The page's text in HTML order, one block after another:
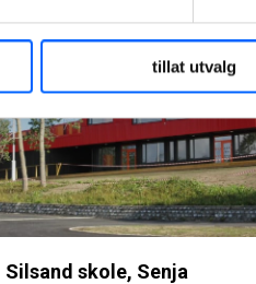
tillat utvalg
Silsand skole, Senja